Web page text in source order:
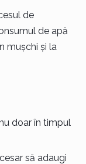
de
de apă
mușchi și la
doar în timpul
să adaugi